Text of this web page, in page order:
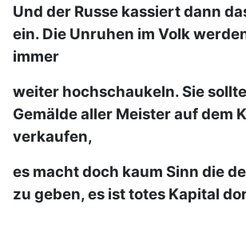
Und der Russe kassiert dann
ein. Die Unruhen im Volk
immer
weiter hochschaukeln. Sie
Gemälde aller Meister auf dem
verkaufen,
es macht doch kaum Sinn die
zu geben, es ist totes Kapital